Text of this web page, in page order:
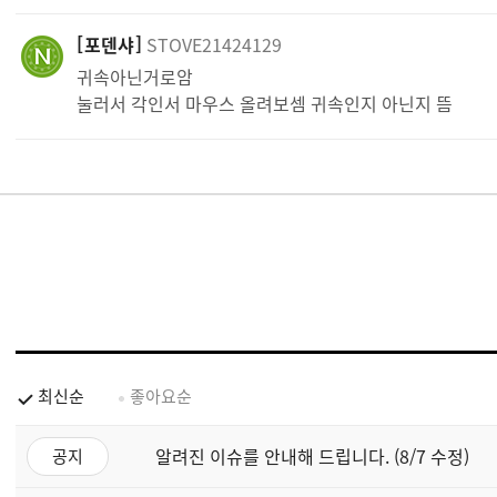
포덴샤 STOVE21424129
귀속아닌거로암
눌러서 각인서 마우스 올려보셈 귀속인지 아닌지 뜸
최신순 좋아요순
공지 알려진 이슈를 안내해 드립니다. (8/7 수정)